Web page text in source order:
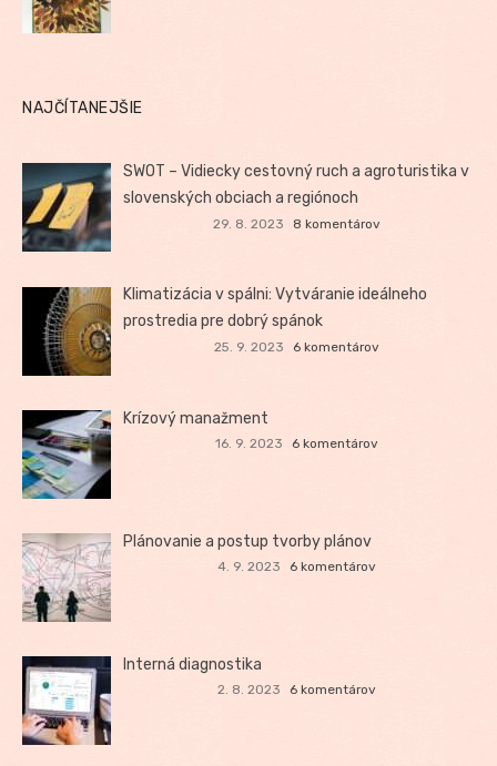
NAJČÍTANEJŠIE
SWOT – Vidiecky cestovný ruch a agroturistika v
slovenských obciach a regiónoch
29. 8. 2023 8 komentárov
Klimatizácia v spálni: Vytváranie ideálneho
prostredia pre dobrý spánok
25. 9. 2023 6 komentárov
Krízový manažment
16. 9. 2023 6 komentárov
Plánovanie a postup tvorby plánov
4. 9. 2023 6 komentárov
Interná diagnostika
2. 8. 2023 6 komentárov